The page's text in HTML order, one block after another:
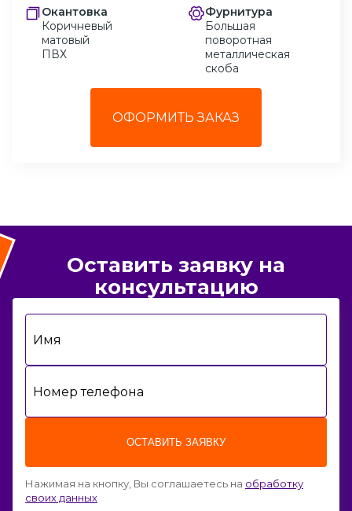
Окантовка
Коричневый
матовый
ПВХ
Фурнитура
Большая
поворотная
металлическая
скоба
ОФОРМИТЬ ЗАКАЗ
Оставить заявку на
консультацию
Имя
Номер телефона
ОСТАВИТЬ ЗАЯВКУ
Нажимая на кнопку, Вы соглашаетесь на обработку
своих данных